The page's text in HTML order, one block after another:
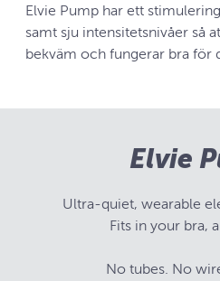
Elvie Pump har ett
samt sju intensitetsnivåer så
bekväm och fungerar bra för
Elvie
Ultra-quiet, wearable
Fits in your bra,
No tubes. No